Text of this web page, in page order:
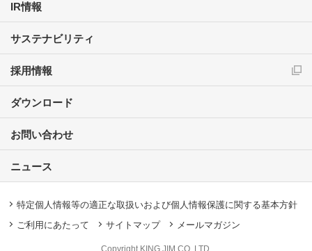
IR情報
サステナビリティ
採用情報
ダウンロード
お問い合わせ
ニュース
特定個人情報等の適正な取扱いおよび個人情報保護に関する基本方針
ご利用にあたって
サイトマップ メールマガジン